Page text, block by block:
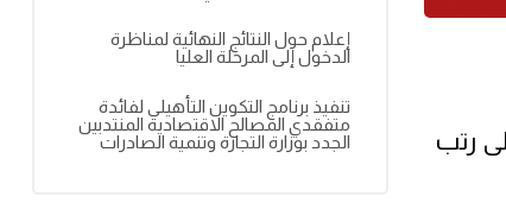
رتب
إعلام حول النتائج النهائية لمناظرة
الدخول إلى المرحلة العليا
تنفيذ برنامج التكوين التأهيلي لفائدة
متفقدي المصالح الاقتصادية المنتدبين
الجدد بوزارة التجارة وتنمية الصادرات